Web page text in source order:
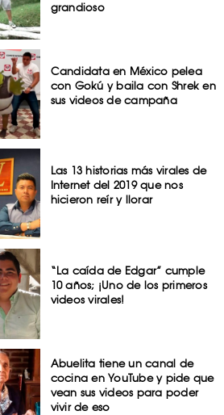
grandioso
Candidata en México pelea
con Gokú y baila con Shrek en
sus videos de campaña
Las 13 historias más virales de
Internet del 2019 que nos
hicieron reír y llorar
“La caída de Edgar” cumple
10 años; ¡Uno de los primeros
videos virales!
Abuelita tiene un canal de
cocina en YouTube y pide que
vean sus videos para poder
vivir de eso